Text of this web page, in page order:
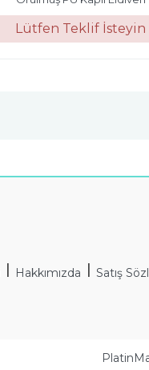
Lütfen Teklif İsteyin
I Hakkımızda I Satış